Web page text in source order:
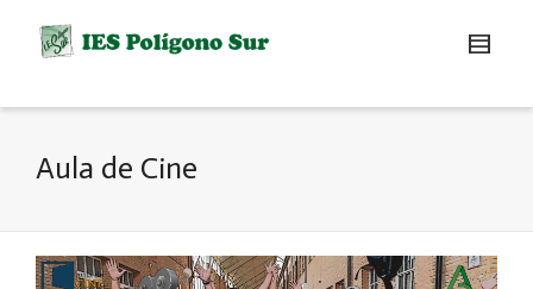
Aula de Cine